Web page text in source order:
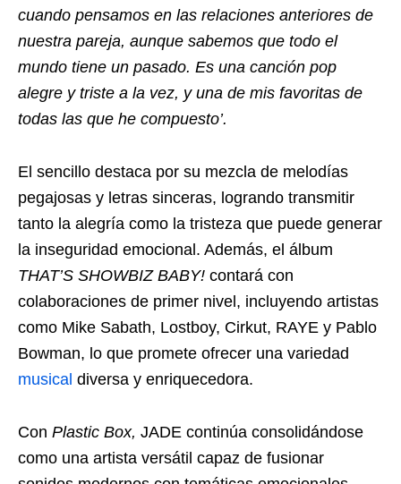
cuando pensamos en las relaciones anteriores de
nuestra pareja, aunque sabemos que todo el
mundo tiene un pasado. Es una canción pop
alegre y triste a la vez, y una de mis favoritas de
todas las que he compuesto’.
El sencillo destaca por su mezcla de melodías
pegajosas y letras sinceras, logrando transmitir
tanto la alegría como la tristeza que puede generar
la inseguridad emocional. Además, el álbum
THAT’S SHOWBIZ BABY! contará con
colaboraciones de primer nivel, incluyendo artistas
como Mike Sabath, Lostboy, Cirkut, RAYE y Pablo
Bowman, lo que promete ofrecer una variedad
musical diversa y enriquecedora.
Con Plastic Box, JADE continúa consolidándose
como una artista versátil capaz de fusionar